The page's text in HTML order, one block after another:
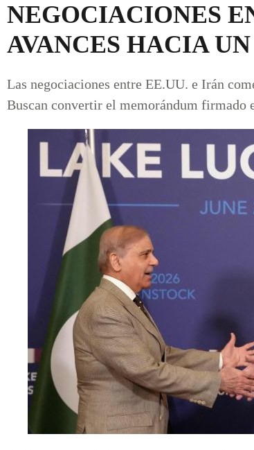
NEGOCIACIONES
AVANCES HACIA
Las negociaciones entre EE.UU. e Irán
Buscan convertir el memorándum firmado